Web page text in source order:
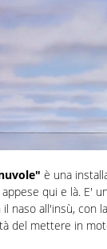
è una
qui e là. E'
naso all'insù, con
del mettere in